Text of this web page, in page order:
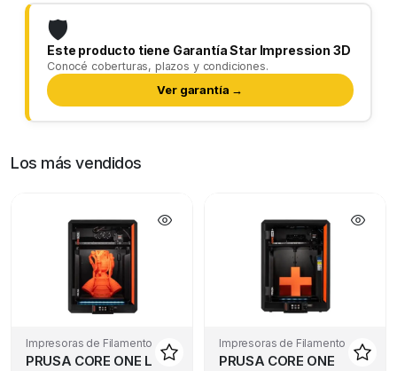
🛡️
Este producto tiene Garantía Star Impression 3D
Conocé coberturas, plazos y condiciones.
Ver garantía →
Los más vendidos
Impresoras de Filamento
PRUSA CORE ONE L
Impresoras de Filamento
PRUSA CORE ONE